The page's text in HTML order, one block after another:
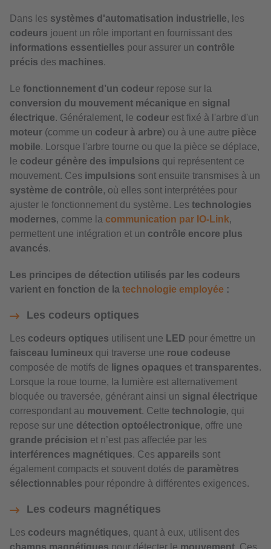
Dans les systèmes d'automatisation industrielle, les
codeurs jouent un rôle important en fournissant des
informations essentielles pour assurer un contrôle
précis des machines.
Le fonctionnement d’un codeur repose sur la
conversion du mouvement mécanique en signal
électrique. Généralement, le codeur est fixé à l'arbre d'un
moteur (comme un codeur à arbre) ou à une autre pièce
mobile. Lorsque l'arbre tourne ou que la pièce se déplace,
le codeur génère des impulsions qui représentent ce
mouvement. Ces impulsions sont ensuite transmises à un
système de contrôle, où elles sont interprétées pour
ajuster le fonctionnement du système. Les technologies
modernes, comme la communication par IO-Link,
permettent une intégration et un contrôle encore plus
avancés.
Les principes de détection utilisés par les codeurs
varient en fonction de la technologie employée :
Les codeurs optiques
Les codeurs optiques utilisent une LED pour émettre un
faisceau lumineux qui traverse une roue codeuse
composée de motifs de lignes opaques et transparentes.
Lorsque la roue tourne, la lumière est alternativement
bloquée ou traversée, générant ainsi un signal électrique
correspondant au mouvement. Cette technologie, qui
repose sur une détection optoélectronique, offre une
grande précision et n’est pas affectée par les
interférences magnétiques. Ces appareils sont
également compacts et souvent dotés de paramètres
sélectionnables pour répondre à différentes exigences.
Les codeurs magnétiques
Les codeurs magnétiques, quant à eux, utilisent des
champs magnétiques pour détecter le mouvement. Ces